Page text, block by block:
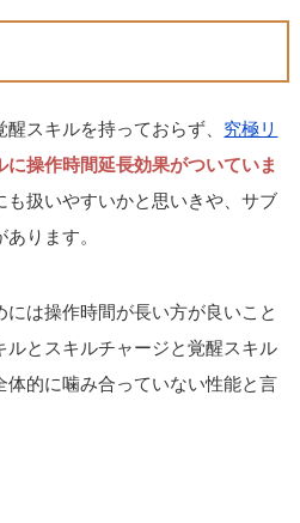
スキルを持っておらず、 究極リ
に操作時間延長効果がついていま
も扱いやすいかと思いきや、サブ
ります。
は操作時間が長い方が良いこと
ルとスキルチャージと覚醒スキル
的に噛み合っていない性能と言